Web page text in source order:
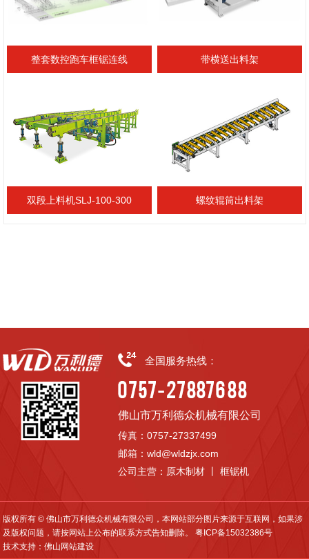
整套数控跑车框锯连线 带横送出料架
双段上料机SLJ-100-300 螺纹辊筒出料架
全国服务热线：
佛山市万利德众机械有限公司
传真：0757-27337499
邮箱：wld@wldzjx.com
公司主营：原木制材 丨 框锯机
版权所有 © 佛山市万利德众机械有限公司，本网站部分图片来源于互联网，如果涉
及版权问题，请按网站上公布的联系方式告知删除。粤ICP备15032386号
技术支持：佛山网站建设